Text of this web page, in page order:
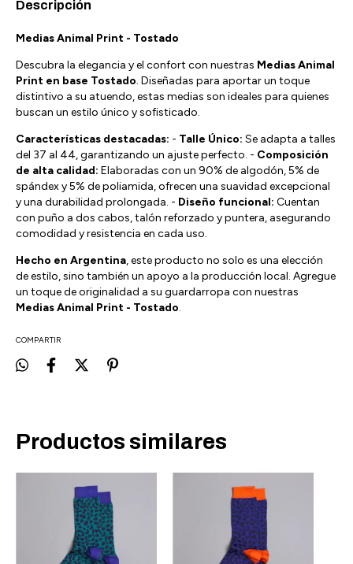
Descripción
Medias Animal Print - Tostado
Descubra la elegancia y el confort con nuestras Medias Animal
Print en base Tostado. Diseñadas para aportar un toque
distintivo a su atuendo, estas medias son ideales para quienes
buscan un estilo único y sofisticado.
Características destacadas: - Talle Único: Se adapta a talles
del 37 al 44, garantizando un ajuste perfecto. - Composición
de alta calidad: Elaboradas con un 90% de algodón, 5% de
spándex y 5% de poliamida, ofrecen una suavidad excepcional
y una durabilidad prolongada. - Diseño funcional: Cuentan
con puño a dos cabos, talón reforzado y puntera, asegurando
comodidad y resistencia en cada uso.
Hecho en Argentina, este producto no solo es una elección
de estilo, sino también un apoyo a la producción local. Agregue
un toque de originalidad a su guardarropa con nuestras
Medias Animal Print - Tostado.
COMPARTIR
Productos similares